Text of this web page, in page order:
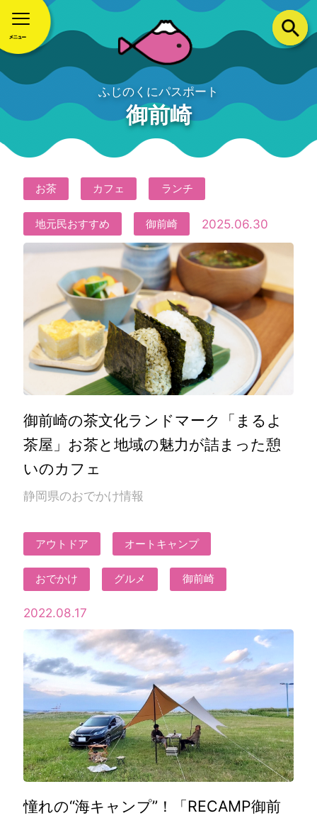
ふじのくにパスポート
御前崎
お茶 カフェ ランチ
地元民おすすめ 御前崎 2025.06.30
御前崎の茶文化ランドマーク「まるよ
茶屋」お茶と地域の魅力が詰まった憩
いのカフェ
静岡県のおでかけ情報
アウトドア オートキャンプ
おでかけ グルメ 御前崎
2022.08.17
憧れの“海キャンプ”！「RECAMP御前